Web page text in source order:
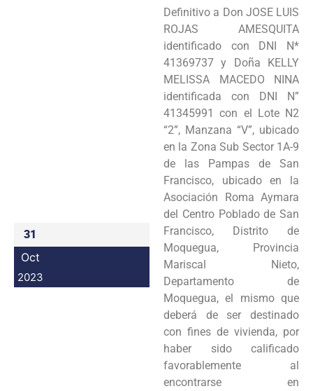
Programas
Intranet
31
Oct
2023
Definitivo a Don JOSE LUIS
ROJAS AMESQUITA
identificado con DNI N*
41369737 y Doña KELLY
MELISSA MACEDO NINA
identificada con DNI N”
41345991 con el Lote N2
“2”, Manzana “V”, ubicado
en la Zona Sub Sector 1A-9
de las Pampas de San
Francisco, ubicado en la
Asociación Roma Aymara
del Centro Poblado de San
Francisco, Distrito de
Moquegua, Provincia
Mariscal Nieto,
Departamento de
Moquegua, el mismo que
deberá de ser destinado
con fines de vivienda, por
haber sido calificado
favorablemente al
encontrarse en